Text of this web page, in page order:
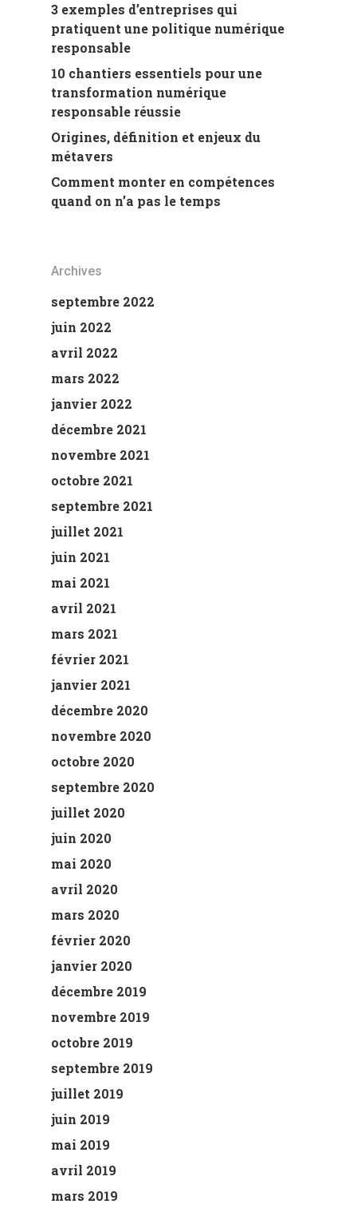
3 exemples d’entreprises qui
pratiquent une politique numérique
responsable
10 chantiers essentiels pour une
transformation numérique
responsable réussie
Origines, définition et enjeux du
métavers
Comment monter en compétences
quand on n’a pas le temps
Archives
septembre 2022
juin 2022
avril 2022
mars 2022
janvier 2022
décembre 2021
novembre 2021
octobre 2021
septembre 2021
juillet 2021
juin 2021
mai 2021
avril 2021
mars 2021
février 2021
janvier 2021
décembre 2020
novembre 2020
octobre 2020
septembre 2020
juillet 2020
juin 2020
mai 2020
avril 2020
mars 2020
février 2020
janvier 2020
décembre 2019
novembre 2019
octobre 2019
septembre 2019
juillet 2019
juin 2019
mai 2019
avril 2019
mars 2019